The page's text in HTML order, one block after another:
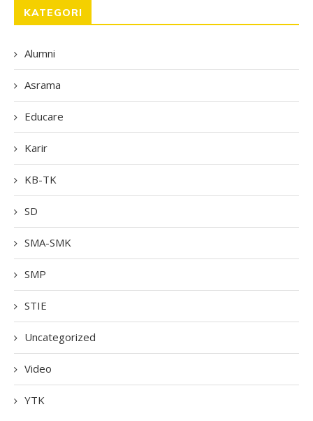
KATEGORI
Alumni
Asrama
Educare
Karir
KB-TK
SD
SMA-SMK
SMP
STIE
Uncategorized
Video
YTK